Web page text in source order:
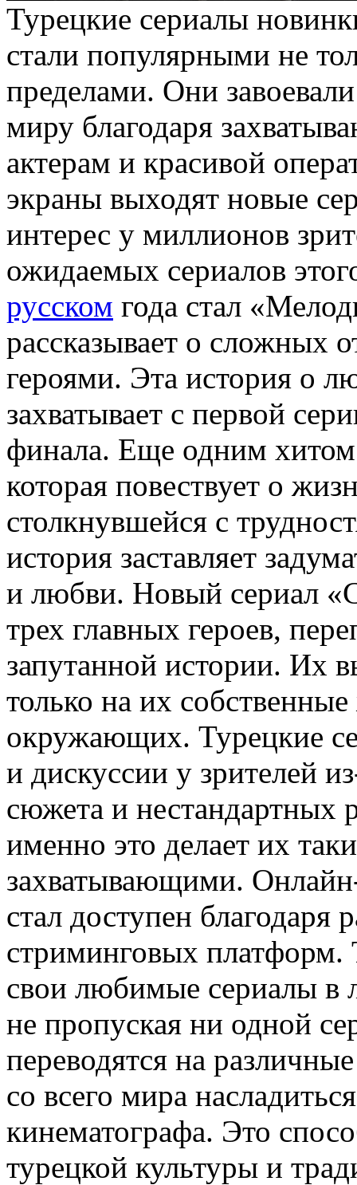
Турeцкиe сeриaлы
стали популярными не
пределами. Они
миру благодаря
актерам и красивой
экраны выходят новые
интерес у миллионов
ожидаемых сериалов
русском года стал
рассказывает о сложных
героями. Эта история о
захватывает с первой
финала. Еще одним хитом
которая повествует о
столкнувшейся с
история заставляет
и любви. Новый сериал
трех главных героев,
запутанной истории. Их
только на их
окружающих. Турецкие
и дискуссии у зрителей
сюжета и нестандартных
именно это делает их
захватывающими.
стал доступен благодаря
стриминговых платформ.
свои любимые сериалы в
не пропуская ни одной
переводятся на
со всего мира
кинематографа. Это
турецкой культуры и